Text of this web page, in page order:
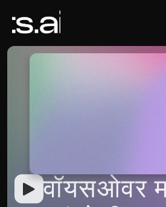
वॉयसओवर